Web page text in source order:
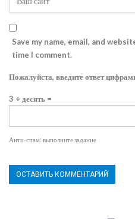
Save my name, email, and
time I comment.
Пожалуйста, введите ответ
3 + десять =
Анти-спам: выполните задание